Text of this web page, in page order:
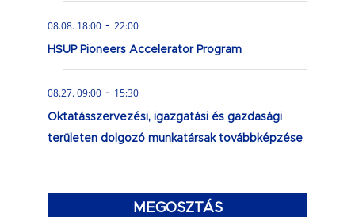
08.08. 18:00 - 22:00
HSUP Pioneers Accelerator Program
08.27. 09:00 - 15:30
Oktatásszervezési, igazgatási és gazdasági
területen dolgozó munkatársak továbbképzése
MEGOSZTÁS